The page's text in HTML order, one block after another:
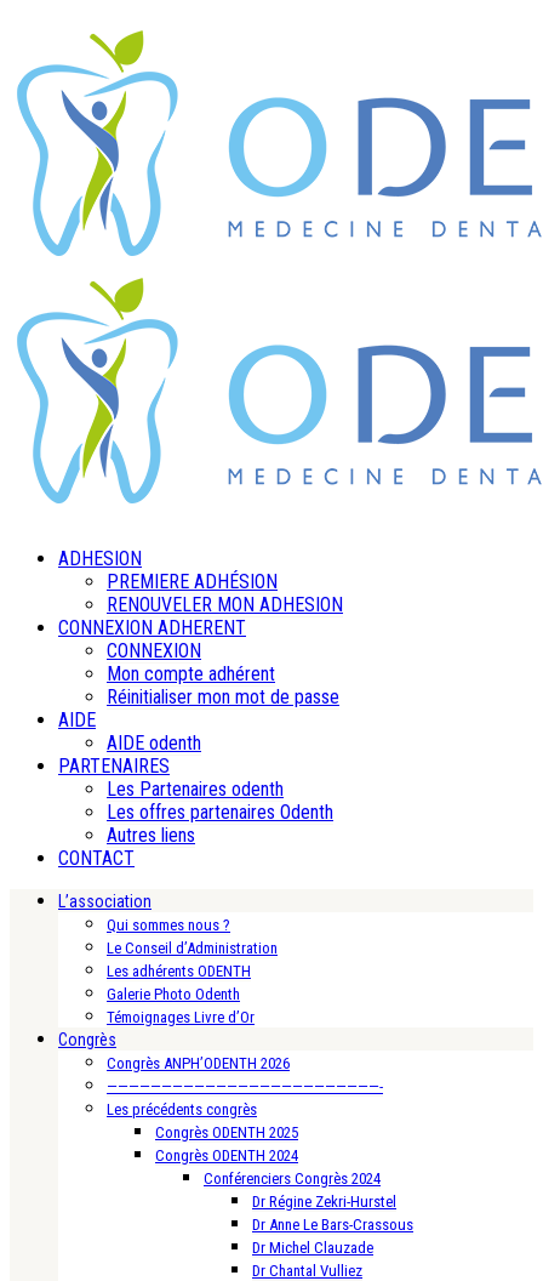
ADHESION
PREMIERE ADHÉSION
RENOUVELER MON ADHESION
CONNEXION ADHERENT
CONNEXION
Mon compte adhérent
Réinitialiser mon mot de passe
AIDE
AIDE odenth
PARTENAIRES
Les Partenaires odenth
Les offres partenaires Odenth
Autres liens
CONTACT
L’association
Qui sommes nous ?
Le Conseil d’Administration
Les adhérents ODENTH
Galerie Photo Odenth
Témoignages Livre d’Or
Congrès
Congrès ANPH’ODENTH 2026
—————————————————————————-
Les précédents congrès
Congrès ODENTH 2025
Congrès ODENTH 2024
Conférenciers Congrès 2024
Dr Régine Zekri-Hurstel
Dr Anne Le Bars-Crassous
Dr Michel Clauzade
Dr Chantal Vulliez